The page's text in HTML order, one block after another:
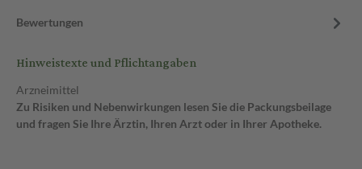
Bewertungen
Hinweistexte und Pflichtangaben
Arzneimittel
Zu Risiken und Nebenwirkungen lesen Sie die Packungsbeilage
und fragen Sie Ihre Ärztin, Ihren Arzt oder in Ihrer Apotheke.